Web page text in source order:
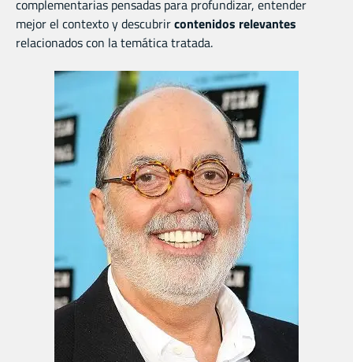
complementarias pensadas para profundizar, entender
mejor el contexto y descubrircontenidos relevantes
relacionados con la temática tratada.